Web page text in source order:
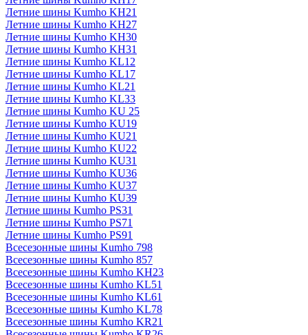
Летние шины Kumho KH21
Летние шины Kumho KH27
Летние шины Kumho KH30
Летние шины Kumho KH31
Летние шины Kumho KL12
Летние шины Kumho KL17
Летние шины Kumho KL21
Летние шины Kumho KL33
Летние шины Kumho KU 25
Летние шины Kumho KU19
Летние шины Kumho KU21
Летние шины Kumho KU22
Летние шины Kumho KU31
Летние шины Kumho KU36
Летние шины Kumho KU37
Летние шины Kumho KU39
Летние шины Kumho PS31
Летние шины Kumho PS71
Летние шины Kumho PS91
Всесезонные шины Kumho 798
Всесезонные шины Kumho 857
Всесезонные шины Kumho KH23
Всесезонные шины Kumho KL51
Всесезонные шины Kumho KL61
Всесезонные шины Kumho KL78
Всесезонные шины Kumho KR21